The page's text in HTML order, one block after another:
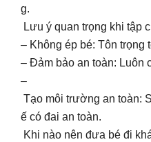
g.
Lưu ý quan trọng khi tập
– Không ép bé: Tôn trọng
– Đảm bảo an toàn: Luôn
–
Tạo môi trường an toàn:
ế có đai an toàn.
Khi nào nên đưa bé đi